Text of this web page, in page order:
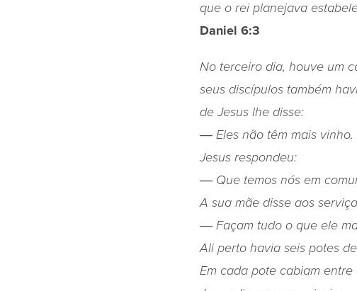
que o rei planejava
Daniel 6:3
No terceiro dia, houve um
seus discípulos também
de Jesus lhe disse:
― Eles não têm mais vinho.
Jesus respondeu:
― Que temos nós em
A sua mãe disse aos
― Façam tudo o que ele
Ali perto havia seis potes
Em cada pote cabiam entre